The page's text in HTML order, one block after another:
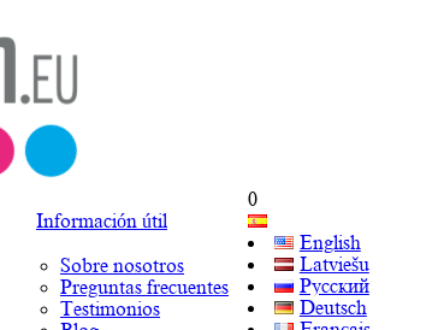
Información útil
Sobre nosotros
Preguntas frecuentes
Testimonios
0
English
Latviešu
Русский
Deutsch